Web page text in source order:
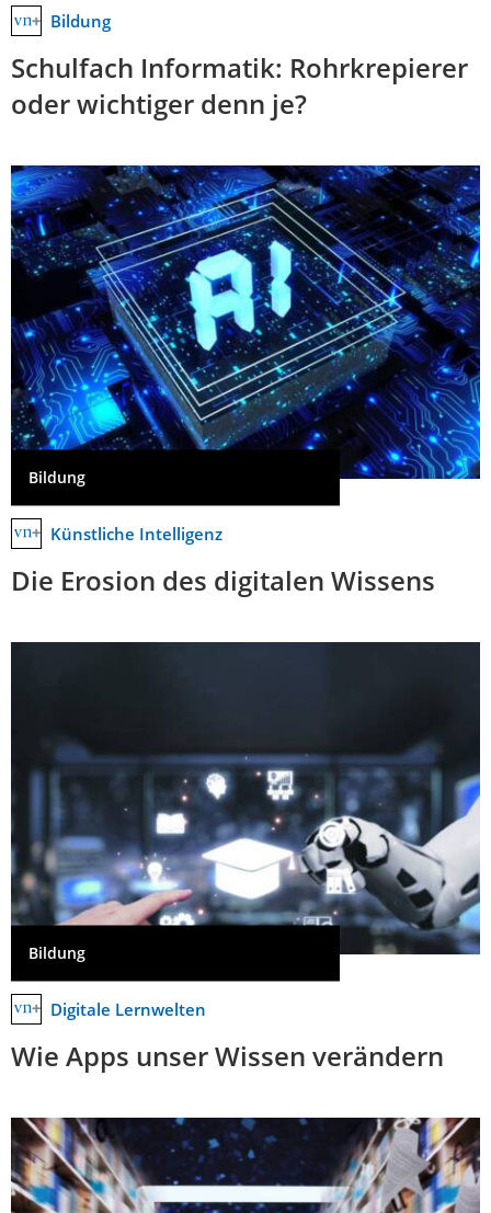
Bildung
Schulfach Informatik: Rohrkrepierer
oder wichtiger denn je?
Bildung
Künstliche Intelligenz
Die Erosion des digitalen Wissens
Bildung
Digitale Lernwelten
Wie Apps unser Wissen verändern